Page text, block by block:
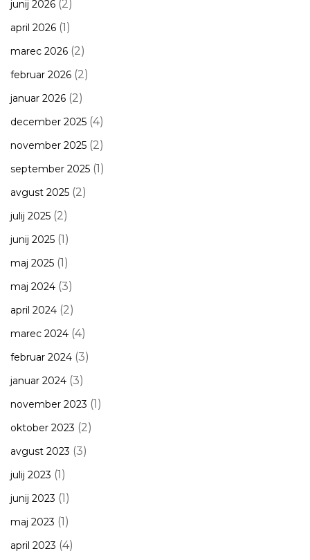
junij 2026 (2)
april 2026 (1)
marec 2026 (2)
februar 2026 (2)
januar 2026 (2)
december 2025 (4)
november 2025 (2)
september 2025 (1)
avgust 2025 (2)
julij 2025 (2)
junij 2025 (1)
maj 2025 (1)
maj 2024 (3)
april 2024 (2)
marec 2024 (4)
februar 2024 (3)
januar 2024 (3)
november 2023 (1)
oktober 2023 (2)
avgust 2023 (3)
julij 2023 (1)
junij 2023 (1)
maj 2023 (1)
april 2023 (4)